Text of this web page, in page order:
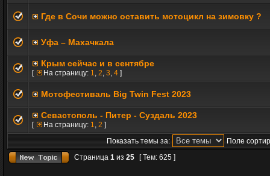
Где в Сочи можно оставить мотоцикл на зимовку ?
Уфа – Махачкала
Крым сейчас и в сентябре
[ На страницу: 1, 2, 3, 4 ]
Мотофестиваль Big Twin Fest 2023
Севастополь - Питер - Суздаль 2023
[ На страницу: 1, 2 ]
Показать темы за:
Поле
Страница 1 из 25 [ Тем: 625 ]